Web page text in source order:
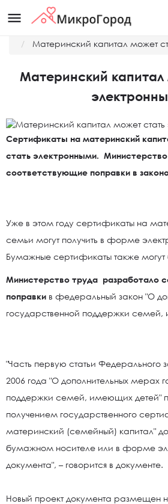
menu
Материнский капитал может
Материнский капитал
Сертификаты на материнский
стать электронными.
соответствующие поправки в
Уже в этом году сертификаты на
семьи могут получить в форме
Бумажные сертификаты также могут
Министерство труда разработало
поправки в федеральный закон "О
государственной поддержки
"Часть первую статьи Федерального
2006 года "О дополнительных мерах
поддержки семей, имеющих детей"
получением государственного
материнский (семейный) капитал"
бумажном носителе или в форме
документа", – говорится в документе.
Новый проект документа размещен